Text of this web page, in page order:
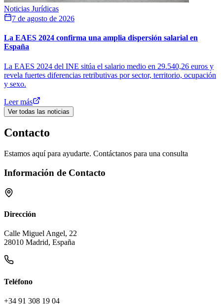
Noticias Jurídicas
7 de agosto de 2026
La EAES 2024 confirma una amplia dispersión salarial en
España
La EAES 2024 del INE sitúa el salario medio en 29.540,26 euros y
revela fuertes diferencias retributivas por sector, territorio, ocupación
y sexo.
Leer más
Ver todas las noticias
Contacto
Estamos aquí para ayudarte. Contáctanos para una consulta
Información de Contacto
Dirección
Calle Miguel Angel, 22
28010 Madrid, España
Teléfono
+34 91 308 19 04